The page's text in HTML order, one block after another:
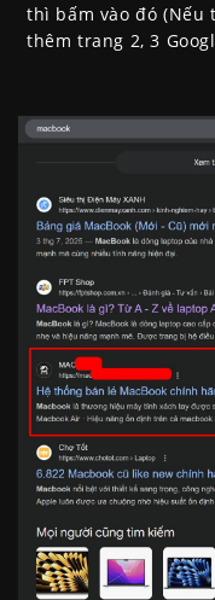
thì bấm vào đó (Nếu
thêm trang 2, 3